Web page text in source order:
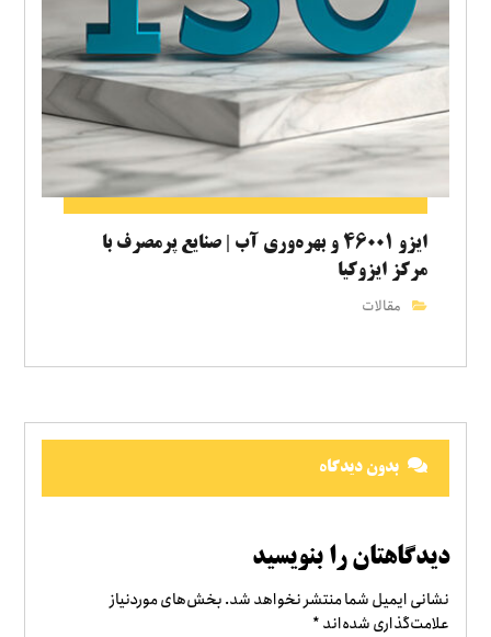
ایزو ۴۶۰۰۱ و بهره‌وری آب | صنایع پرمصرف با
مرکز ایزوکیا
مقالات
بدون دیدگاه
دیدگاهتان را بنویسید
نشانی ایمیل شما منتشر نخواهد شد.بخش‌های موردنیاز
علامت‌گذاری شده‌اند*